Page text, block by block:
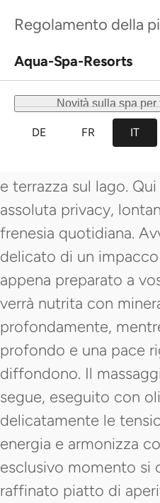
Scopri di più
Scopri di più
Regolamento della
Aqua-Spa-Resorts
Novità sulla spa per
DE FR IT
Prosecco –
La Spa privata NOI
insieme alla tua
assoluto relax in una
privata Suite con
e terrazza sul lago.
assoluta privacy,
frenesia quotidiana.
delicato di un
appena preparato a
verrà nutrita con
profondamente,
profondo e una pace
diffondono. Il
segue, eseguito con
delicatamente le
energia e armonizza
esclusivo momento si
raffinato piatto di